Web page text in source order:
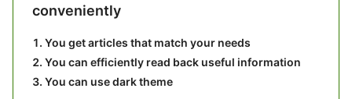
conveniently
You get articles that match your needs
You can efficiently read back useful information
You can use dark theme